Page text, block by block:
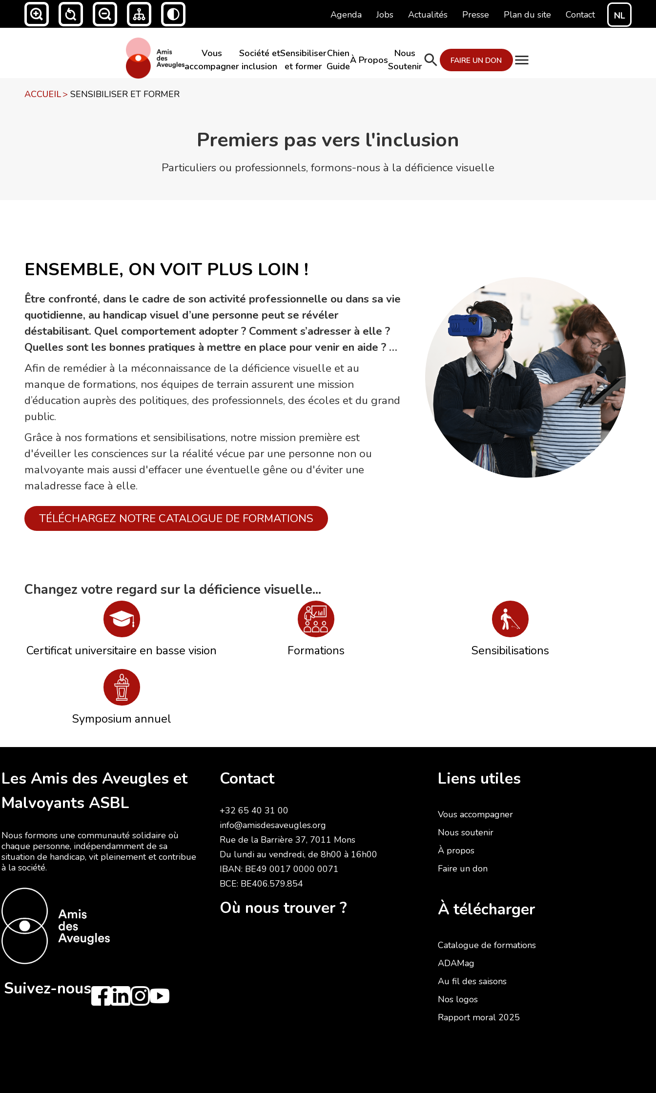
Agenda Jobs Actualités Presse Plan du site Contact NL
Vous
accompagner​
Société et
inclusion​
Sensibiliser
et former
Chien
Guide​
À Propos​
Nous
Soutenir​
FAIRE UN DON
ACCUEIL> SENSIBILISER ET FORMER
Premiers pas vers l'inclusion
Particuliers ou professionnels, formons-nous à la déficience visuelle
ENSEMBLE, ON VOIT PLUS LOIN !
Être confronté, dans le cadre de son activité professionnelle ou dans sa vie
quotidienne, au handicap visuel d’une personne peut se révéler
déstabilisant. Quel comportement adopter ? Comment s’adresser à elle ?
Quelles sont les bonnes pratiques à mettre en place pour venir en aide ? …
Afin de remédier à la méconnaissance de la déficience visuelle et au
manque de formations, nos équipes de terrain assurent une mission
d’éducation auprès des politiques, des professionnels, des écoles et du grand
public.
Grâce à nos formations et sensibilisations, notre mission première est
d'éveiller les consciences sur la réalité vécue par une personne non ou
malvoyante mais aussi d'effacer une éventuelle gêne ou d'éviter une
maladresse face à elle.
TÉLÉCHARGEZ NOTRE CATALOGUE DE FORMATIONS
Changez votre regard sur la déficience visuelle...
Certificat universitaire en basse vision Formations Sensibilisations
Symposium annuel
Les Amis des Aveugles et
Malvoyants ASBL
Nous formons une communauté solidaire où
chaque personne, indépendamment de sa
situation de handicap, vit pleinement et contribue
à la société.
Suivez-nous
Contact
+32 65 40 31 00
info@amisdesaveugles.org
Rue de la Barrière 37, 7011 Mons
Du lundi au vendredi, de 8h00 à 16h00
IBAN: BE49 0017 0000 0071
BCE: BE406.579.854
Où nous trouver ?
Liens utiles
Vous accompagner
Nous soutenir
À propos
Faire un don
À télécharger
Catalogue de formations
ADAMag
Au fil des saisons
Nos logos
Rapport moral 2025